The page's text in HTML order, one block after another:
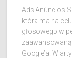
Ads Anúncios
która ma na
głosowego w
Google’a. W